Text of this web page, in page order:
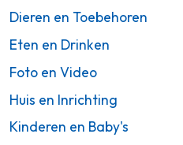
Dieren en Toebehoren
Eten en Drinken
Foto en Video
Huis en Inrichting
Kinderen en Baby's